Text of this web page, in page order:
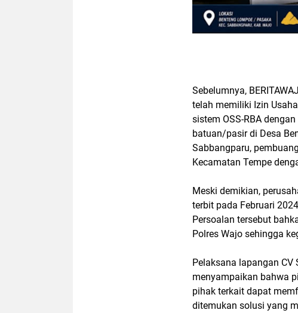
Sebelumnya,
telah memiliki Izin
sistem OSS-RBA
batuan/pasir di Desa
Sabbangparu,
Kecamatan Tempe
Meski demikian,
terbit pada Februari
Persoalan tersebut
Polres Wajo sehingga
Pelaksana lapangan CV
menyampaikan bahwa
pihak terkait dapat
ditemukan solusi yang